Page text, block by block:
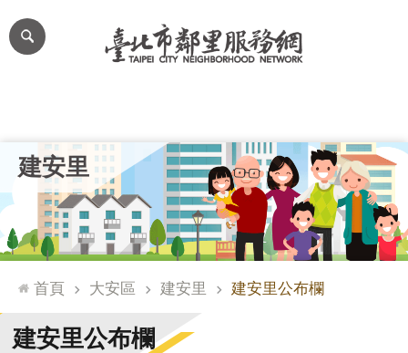
跳到主要內容區塊
網
站
台
通
臺
北
建安里
首頁 大安區 建安里 建安里公布欄
建安里公布欄